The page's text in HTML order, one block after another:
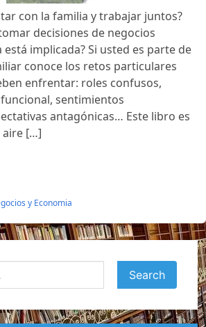
con la familia y trabajar juntos?
decisiones de negocios
implicada? Si usted es parte de
conoce los retos particulares
enfrentar: roles confusos,
sentimientos
antagónicas… Este libro es
aire […]
y Economia